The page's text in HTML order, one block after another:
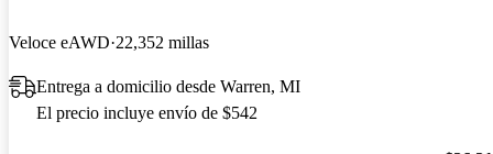
Veloce eAWD 22,352 millas
Entrega a domicilio desde Warren, MI
El precio incluye envío de $542